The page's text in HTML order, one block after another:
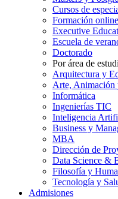
Cursos de
Formación online
Executive
Escuela de
Doctorado
Por área de
Arquitectura y
Arte, Animación
Informática
Ingenierías TIC
Inteligencia
Business y
MBA
Dirección de
Data Science &
Filosofía y
Tecnología y
Admisiones